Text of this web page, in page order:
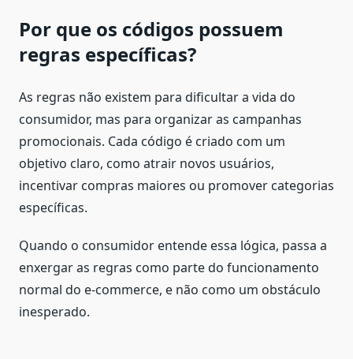
Por que os códigos possuem
regras específicas?
As regras não existem para dificultar a vida do
consumidor, mas para organizar as campanhas
promocionais. Cada código é criado com um
objetivo claro, como atrair novos usuários,
incentivar compras maiores ou promover categorias
específicas.
Quando o consumidor entende essa lógica, passa a
enxergar as regras como parte do funcionamento
normal do e-commerce, e não como um obstáculo
inesperado.